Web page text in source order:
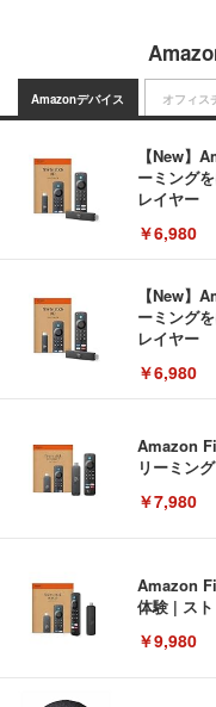
Amazonデバイス
【New】
ーミング
レイヤー
￥6,980
【New】
ーミング
レイヤー
￥6,980
Amazon
リーミン
￥7,980
Amazon
体験 | ス
￥9,980
オフィス